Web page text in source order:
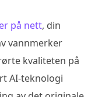
på nett, din
vannmerker
kvaliteten på
AI-teknologi